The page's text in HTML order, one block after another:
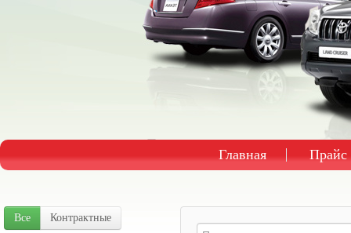
Главная Прайс
Все Контрактные